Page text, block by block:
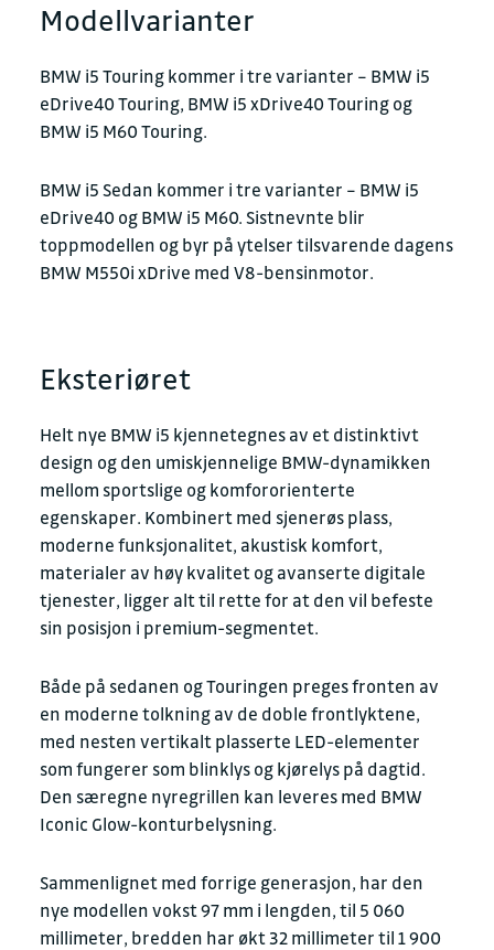
Modellvarianter
BMW i5 Touring kommer i tre varianter – BMW i5
eDrive40 Touring, BMW i5 xDrive40 Touring og
BMW i5 M60 Touring.
BMW i5 Sedan kommer i tre varianter – BMW i5
eDrive40 og BMW i5 M60. Sistnevnte blir
toppmodellen og byr på ytelser tilsvarende dagens
BMW M550i xDrive med V8-bensinmotor.
Eksteriøret
Helt nye BMW i5 kjennetegnes av et distinktivt
design og den umiskjennelige BMW-dynamikken
mellom sportslige og komfororienterte
egenskaper. Kombinert med sjenerøs plass,
moderne funksjonalitet, akustisk komfort,
materialer av høy kvalitet og avanserte digitale
tjenester, ligger alt til rette for at den vil befeste
sin posisjon i premium-segmentet.
Både på sedanen og Touringen preges fronten av
en moderne tolkning av de doble frontlyktene,
med nesten vertikalt plasserte LED-elementer
som fungerer som blinklys og kjørelys på dagtid.
Den særegne nyregrillen kan leveres med BMW
Iconic Glow-konturbelysning.
Sammenlignet med forrige generasjon, har den
nye modellen vokst 97 mm i lengden, til 5 060
millimeter, bredden har økt 32 millimeter til 1 900